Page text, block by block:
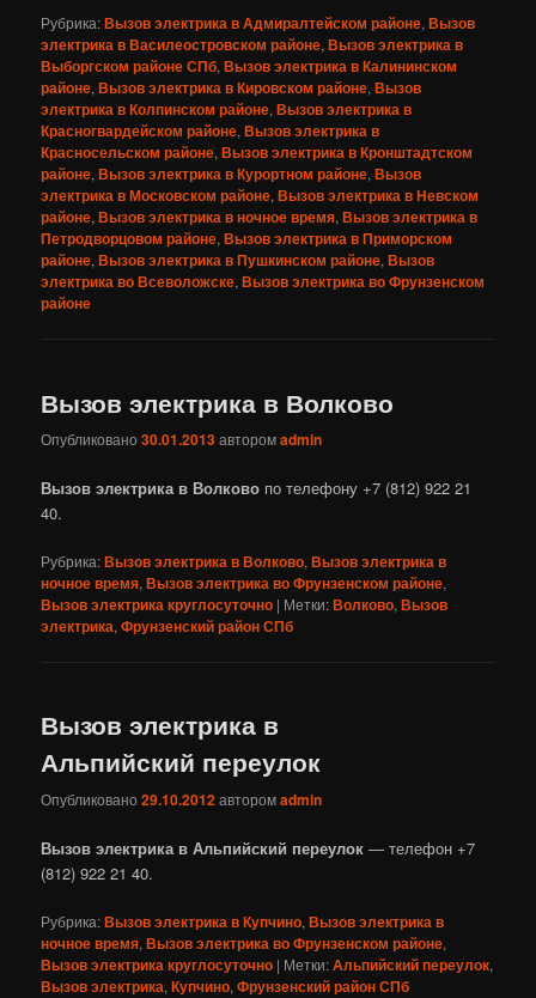
Рубрика:Вызов электрика в Адмиралтейском районе,Вызов
электрика в Василеостровском районе,Вызов электрика в
Выборгском районе СПб,Вызов электрика в Калининском
районе,Вызов электрика в Кировском районе,Вызов
электрика в Колпинском районе,Вызов электрика в
Красногвардейском районе,Вызов электрика в
Красносельском районе,Вызов электрика в Кронштадтском
районе,Вызов электрика в Курортном районе,Вызов
электрика в Московском районе,Вызов электрика в Невском
районе,Вызов электрика в ночное время,Вызов электрика в
Петродворцовом районе,Вызов электрика в Приморском
районе,Вызов электрика в Пушкинском районе,Вызов
электрика во Всеволожске,Вызов электрика во Фрунзенском
районе
Вызов электрика в Волково
Опубликовано30.01.2013авторомadmin
Вызов электрика в Волково по телефону +7 (812) 922 21
40.
Рубрика:Вызов электрика в Волково,Вызов электрика в
ночное время,Вызов электрика во Фрунзенском районе,
Вызов электрика круглосуточно | Метки:Волково,Вызов
электрика,Фрунзенский район СПб
Вызов электрика в
Альпийский переулок
Опубликовано29.10.2012 авторомadmin
Вызов электрика в Альпийский переулок — телефон +7
(812) 922 21 40.
Рубрика:Вызов электрика в Купчино,Вызов электрика в
ночное время,Вызов электрика во Фрунзенском районе,
Вызов электрика круглосуточно | Метки:Альпийский переулок,
Вызов электрика,Купчино,Фрунзенский район СПб